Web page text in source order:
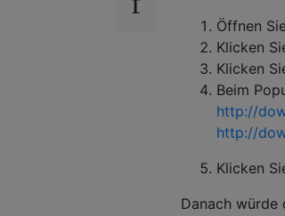
Öffnen
Klicken
Klicken
Beim
http://
http://
Klicken
Danach